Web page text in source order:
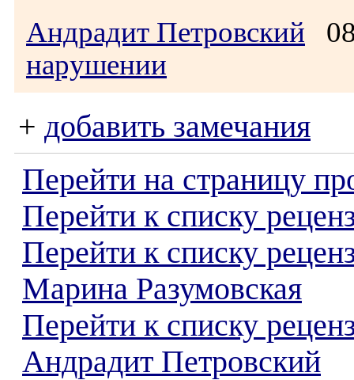
Андрадит Петровский
нарушении
+ добавить замечания
Перейти на страницу
Перейти к списку
Перейти к списку
Марина Разумовская
Перейти к списку
Андрадит Петровский